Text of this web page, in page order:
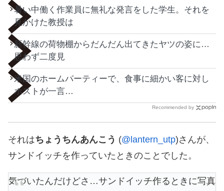
暑い中働く作業員に無礼な発言をした学生。それを
見かけた教授は
新幹線の荷物棚からだんだん出てきたヤツの姿に…
思わず二度見
米国のホームパーティーで、食事に細かい客に対し
ホストが一言…
Recommended by
それはちょうちんあんこう (@lantern_utp)さんが、
サンドイッチを作っていたときのことでした。
気づいたんだけどさ…サンドイッチ作るときに写真